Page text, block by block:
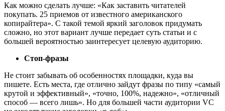
Как можно сделать лучше: «Как заставить читателей
покупать. 25 приемов от известного американского
копирайтера». С такой темой яркий заголовок придумать
сложно, но этот вариант лучше передает суть статьи и с
большей вероятностью заинтересует целевую аудиторию.
Стоп-фразы
Не стоит забывать об особенностях площадки, куда вы
пишете. Есть места, где отлично зайдут фразы по типу «самый
крутой и эффективный», «точно, 100%, надежно», «отличный
способ — всего лишь». Но для большей части аудитории VC